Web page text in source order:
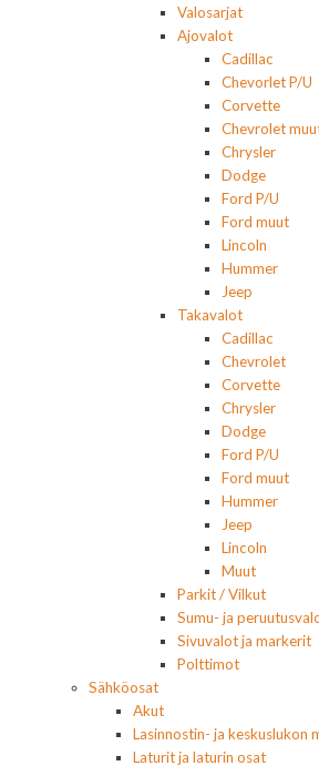
Valosarjat
Ajovalot
Cadillac
Chevorlet P/U
Corvette
Chevrolet
Chrysler
Dodge
Ford P/U
Ford muut
Lincoln
Hummer
Jeep
Takavalot
Cadillac
Chevrolet
Corvette
Chrysler
Dodge
Ford P/U
Ford muut
Hummer
Jeep
Lincoln
Muut
Parkit / Vilkut
Sumu- ja
Sivuvalot ja markerit
Polttimot
Sähköosat
Akut
Lasinnostin- ja keskuslukon
Laturit ja laturin osat